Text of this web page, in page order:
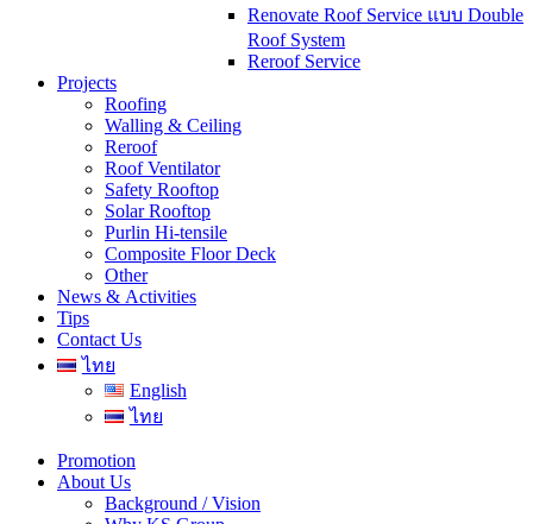
Renovate Roof Service แบบ Double
Roof System
Reroof Service
Projects
Roofing
Walling & Ceiling
Reroof
Roof Ventilator
Safety Rooftop
Solar Rooftop
Purlin Hi-tensile
Composite Floor Deck
Other
News & Activities
Tips
Contact Us
ไทย
English
ไทย
Promotion
About Us
Background / Vision